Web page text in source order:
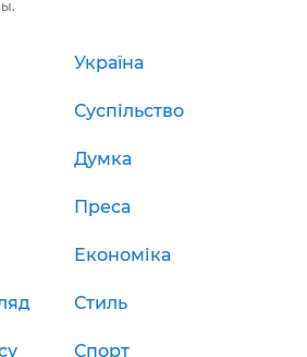
Україна
Суспільство
Думка
Преса
Економіка
Стиль
Спорт